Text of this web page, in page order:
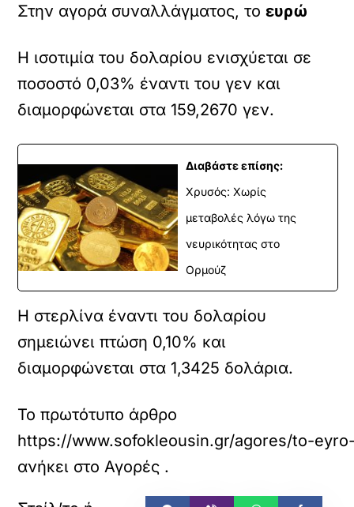
Στην αγορά συναλλάγματος, τοευρώ
Η ισοτιμία του δολαρίου ενισχύεται σε
ποσοστό 0,03% έναντι του γεν και
διαμορφώνεται στα 159,2670 γεν.
Διαβάστε επίσης:
Χρυσός: Χωρίς
μεταβολές λόγω της
νευρικότητας στο
Ορμούζ
Η στερλίνα έναντι του δολαρίου
σημειώνει πτώση 0,10% και
διαμορφώνεται στα 1,3425 δολάρια.
Το πρωτότυπο άρθρο
https://www.sofokleousin.gr/agores/to-
ανήκει στοΑγορές .